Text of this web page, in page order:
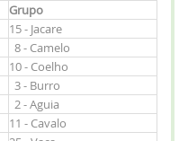
Grupo
15 - Jacare
8 - Camelo
10 - Coelho
3 - Burro
2 - Aguia
11 - Cavalo